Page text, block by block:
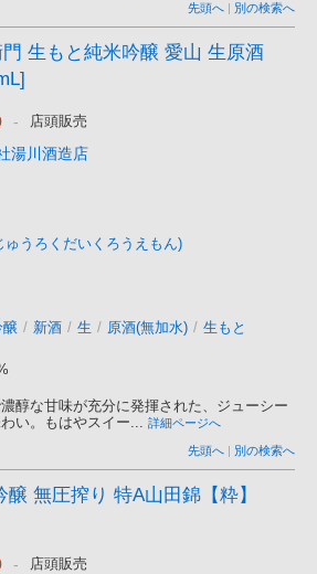
先頭へ | 別の検索へ
生もと純米吟醸 愛山 生原酒
- 店頭販売
湯川酒造店
ゅうろくだいくろうえもん)
/ 新酒 / 生 / 原酒(無加水) / 生もと
醇な甘味が充分に発揮された、ジューシー
い。もはやスイー... 詳細ページへ
先頭へ | 別の検索へ
無圧搾り 特A山田錦【粋】
- 店頭販売